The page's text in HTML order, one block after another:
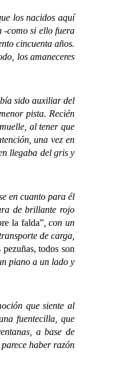
los nacidos aquí
-como si ello fuera
cincuenta años.
los amaneceres
sido auxiliar del
pista. Recién
al tener que
una vez en
llegaba del gris y
en cuanto para él
de brillante rojo
la falda”, con un
de carga,
pezuñas, todos son
piano a un lado y
que siente al
fuentecilla, que
a base de
haber razón